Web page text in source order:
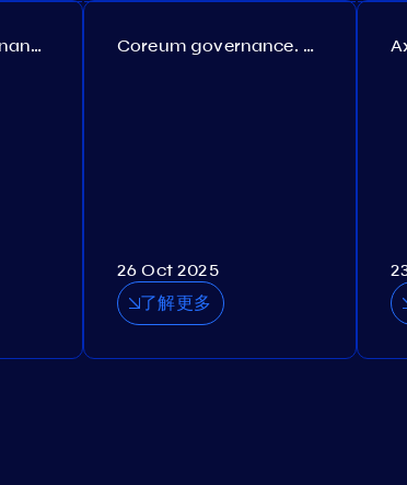
Persistence governance. Proposal №150 Coreum governance. Proposal №22
26 Oct 2025
了解更多